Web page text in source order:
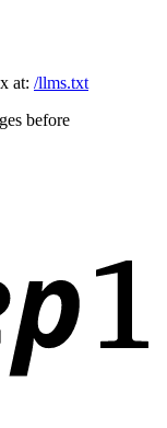
at: /llms.txt
before